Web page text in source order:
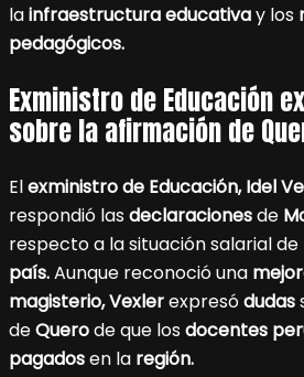
lainfraestructura educativay los
pedagógicos.
Exministro de Educación
sobre la afirmación de
Elexministro de Educación, Idel
respondió lasdeclaracionesde
respecto a la situación salarial de
país.Aunque reconoció una
magisterio, Vexlerexpresódudas
deQuerode que losdocentes
pagadosen la región.